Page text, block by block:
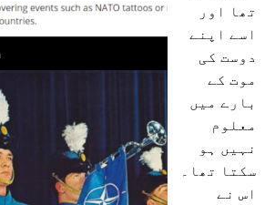
تھا اور
اسے اپنے
دوست کی
موت کے
بارے میں
معلوم
نہیں ہو
سکتا تھا۔
اس نے